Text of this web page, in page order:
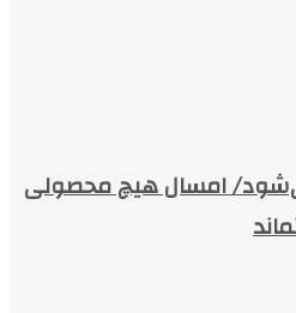
امسال هیچ محصولی